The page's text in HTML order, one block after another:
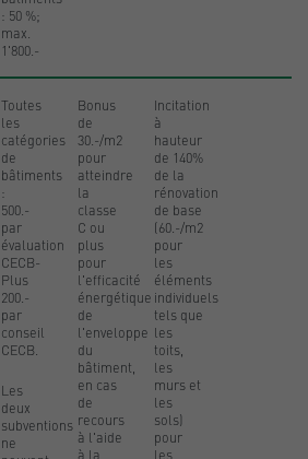
: 50 %;
max.
1'800.-
Toutes
les
catégories
de
bâtiments
:
500.-
par
évaluation
CECB-
Plus
200.-
par
conseil
CECB.
Les
deux
subventions
ne
Bonus
de
30.-/m2
pour
atteindre
la
classe
C ou
plus
pour
l'efficacité
énergétique
de
l'enveloppe
du
bâtiment,
en cas
de
recours
à l'aide
à la
Incitation
à
hauteur
de 140%
de la
rénovation
de base
(60.-/m2
pour
les
éléments
individuels
tels que
les
toits,
les
murs et
les
sols)
pour
les